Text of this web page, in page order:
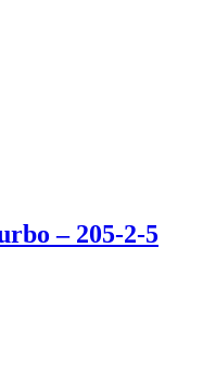
– 205-2-5